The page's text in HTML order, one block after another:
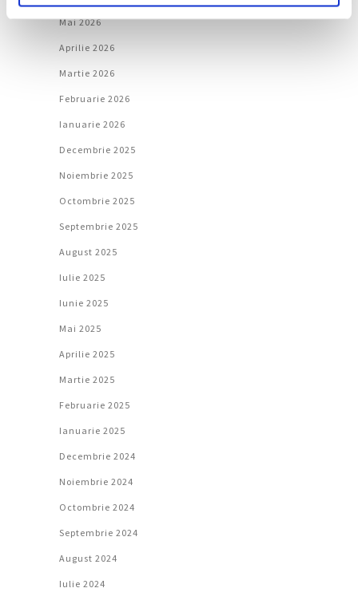
Mai 2026
Aprilie 2026
Martie 2026
Februarie 2026
Ianuarie 2026
Decembrie 2025
Noiembrie 2025
Octombrie 2025
Septembrie 2025
August 2025
Iulie 2025
Iunie 2025
Mai 2025
Aprilie 2025
Martie 2025
Februarie 2025
Ianuarie 2025
Decembrie 2024
Noiembrie 2024
Octombrie 2024
Septembrie 2024
August 2024
Iulie 2024